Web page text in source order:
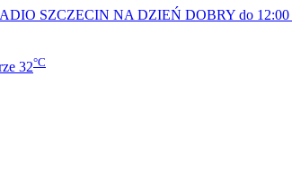
SZCZECIN NA DZIEŃ DOBRY do 12:00
32°C